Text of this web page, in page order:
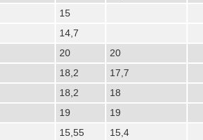
15
14,7
20
20
18,2
17,7
18,2
18
19
19
15,55 15,4